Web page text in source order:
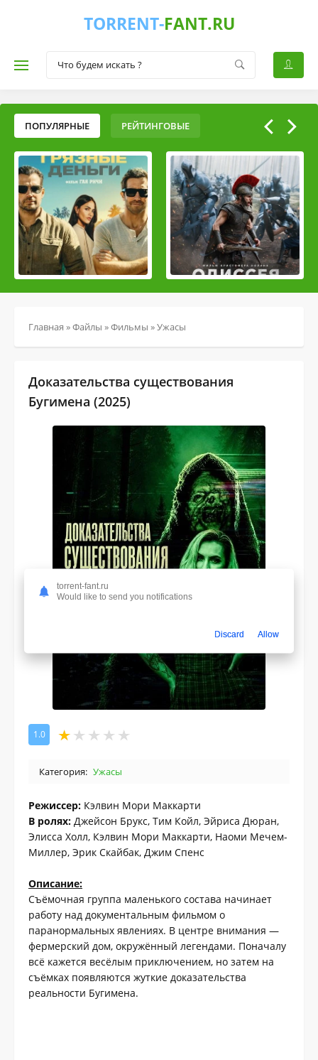
TORRENT-FANT.RU
ПОПУЛЯРНЫЕ РЕЙТИНГОВЫЕ
Главная »Файлы »Фильмы »Ужасы
Доказательства существования
Бугимена (2025)
1.0
Категория: Ужасы
Режиссер: Кэлвин Мори Маккарти
В ролях: Джейсон Брукс, Тим Койл, Эйриса Дюран,
Элисса Холл, Кэлвин Мори Маккарти, Наоми Мечем-
Миллер, Эрик Скайбак, Джим Спенс
Описание:
Съёмочная группа маленького состава начинает
работу над документальным фильмом о
паранормальных явлениях. В центре внимания —
фермерский дом, окружённый легендами. Поначалу
всё кажется весёлым приключением, но затем на
съёмках появляются жуткие доказательства
реальности Бугимена.
torrent-fant.ru
Would like to send you notifications
Discard Allow